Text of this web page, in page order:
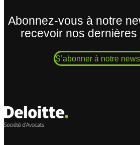
Abonnez-vous à notre
recevoir nos
S’abonner à notre